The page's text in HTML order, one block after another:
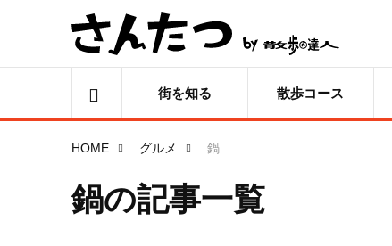
街を知る 散歩コース
HOME グルメ 鍋
鍋の記事一覧